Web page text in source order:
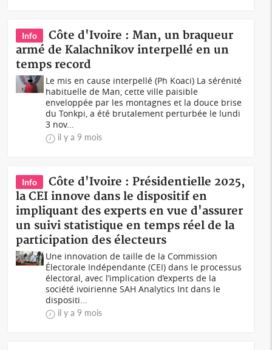
Info
Côte d'Ivoire : Man, un braqueur
armé de Kalachnikov interpellé en un
temps record
Le mis en cause interpellé (Ph Koaci) La sérénité
habituelle de Man, cette ville paisible
enveloppée par les montagnes et la douce brise
du Tonkpi, a été brutalement perturbée le lundi
3 nov...
il y a 9 mois
Info
Côte d'Ivoire : Présidentielle 2025,
la CEI innove dans le dispositif en
impliquant des experts en vue d'assurer
un suivi statistique en temps réel de la
participation des électeurs
Une innovation de taille de la Commission
Électorale Indépendante (CEI) dans le processus
électoral, avec l’implication d’experts de la
société ivoirienne SAH Analytics Int dans le
dispositi...
il y a 9 mois